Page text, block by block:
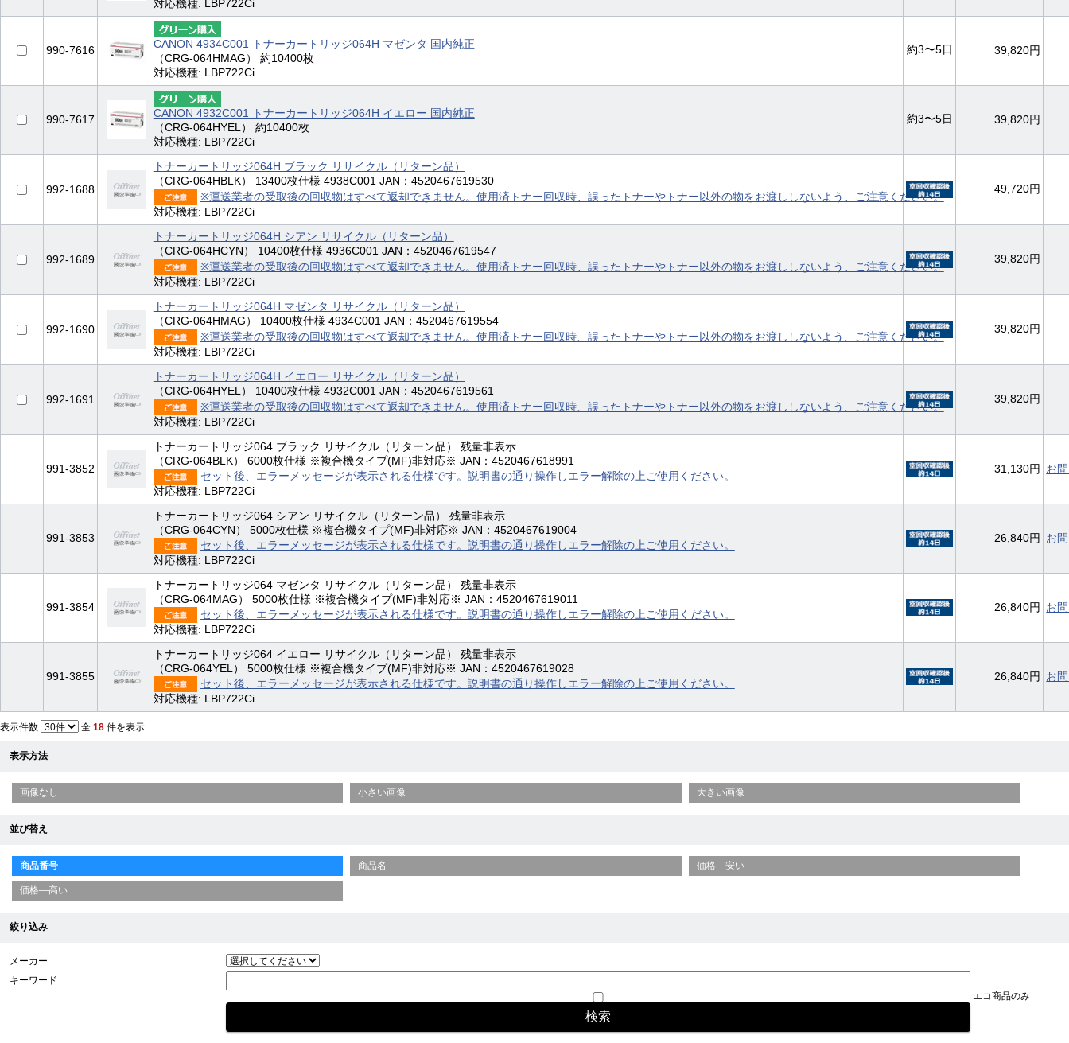
対応機種: LBP722Ci
990-7616
CANON 4934C001 トナーカートリッジ064H マゼンタ 国内純正
（CRG-064HMAG） 約10400枚
対応機種: LBP722Ci
約3〜5日 39,820円
990-7617
CANON 4932C001 トナーカートリッジ064H イエロー 国内純正
（CRG-064HYEL） 約10400枚
対応機種: LBP722Ci
約3〜5日 39,820円
992-1688
トナーカートリッジ064H ブラック リサイクル（リターン品）
（CRG-064HBLK） 13400枚仕様 4938C001 JAN：4520467619530
※運送業者の受取後の回収物はすべて返却できません。使用済トナー回収時、誤ったトナーやトナー以外の物をお渡ししないよう、ご注意ください。
対応機種: LBP722Ci
49,720円
992-1689
トナーカートリッジ064H シアン リサイクル（リターン品）
（CRG-064HCYN） 10400枚仕様 4936C001 JAN：4520467619547
※運送業者の受取後の回収物はすべて返却できません。使用済トナー回収時、誤ったトナーやトナー以外の物をお渡ししないよう、ご注意ください。
対応機種: LBP722Ci
39,820円
992-1690
トナーカートリッジ064H マゼンタ リサイクル（リターン品）
（CRG-064HMAG） 10400枚仕様 4934C001 JAN：4520467619554
※運送業者の受取後の回収物はすべて返却できません。使用済トナー回収時、誤ったトナーやトナー以外の物をお渡ししないよう、ご注意ください。
対応機種: LBP722Ci
39,820円
992-1691
トナーカートリッジ064H イエロー リサイクル（リターン品）
（CRG-064HYEL） 10400枚仕様 4932C001 JAN：4520467619561
※運送業者の受取後の回収物はすべて返却できません。使用済トナー回収時、誤ったトナーやトナー以外の物をお渡ししないよう、ご注意ください。
対応機種: LBP722Ci
39,820円
991-3852
トナーカートリッジ064 ブラック リサイクル（リターン品） 残量非表示
（CRG-064BLK） 6000枚仕様 ※複合機タイプ(MF)非対応※ JAN：4520467618991
セット後、エラーメッセージが表示される仕様です。説明書の通り操作しエラー解除の上ご使用ください。
対応機種: LBP722Ci
31,130円 お
991-3853
トナーカートリッジ064 シアン リサイクル（リターン品） 残量非表示
（CRG-064CYN） 5000枚仕様 ※複合機タイプ(MF)非対応※ JAN：4520467619004
セット後、エラーメッセージが表示される仕様です。説明書の通り操作しエラー解除の上ご使用ください。
対応機種: LBP722Ci
26,840円 お
991-3854
トナーカートリッジ064 マゼンタ リサイクル（リターン品） 残量非表示
（CRG-064MAG） 5000枚仕様 ※複合機タイプ(MF)非対応※ JAN：4520467619011
セット後、エラーメッセージが表示される仕様です。説明書の通り操作しエラー解除の上ご使用ください。
対応機種: LBP722Ci
26,840円 お
991-3855
トナーカートリッジ064 イエロー リサイクル（リターン品） 残量非表示
（CRG-064YEL） 5000枚仕様 ※複合機タイプ(MF)非対応※ JAN：4520467619028
セット後、エラーメッセージが表示される仕様です。説明書の通り操作しエラー解除の上ご使用ください。
対応機種: LBP722Ci
26,840円 お
表示件数 全 18 件を表示
表示方法
画像なし 小さい画像 大きい画像
並び替え
商品番号 商品名 価格—安い
価格—高い
絞り込み
メーカー
キーワード
エコ商品のみ